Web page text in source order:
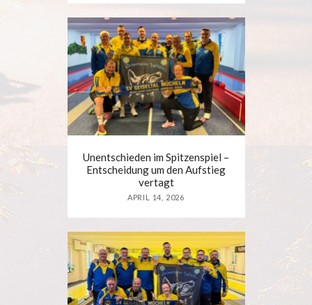
Unentschieden im Spitzenspiel –
Entscheidung um den Aufstieg
vertagt
APRIL 14, 2026